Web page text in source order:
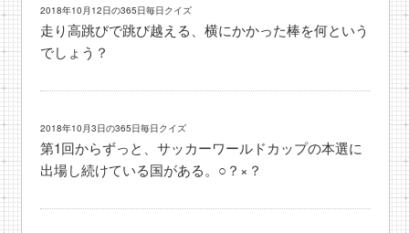
2018年10月12日の365日毎日クイズ
走り高跳びで跳び越える、横にかかった棒を何という
でしょう？
2018年10月3日の365日毎日クイズ
第1回からずっと、サッカーワールドカップの本選に
出場し続けている国がある。○？×？